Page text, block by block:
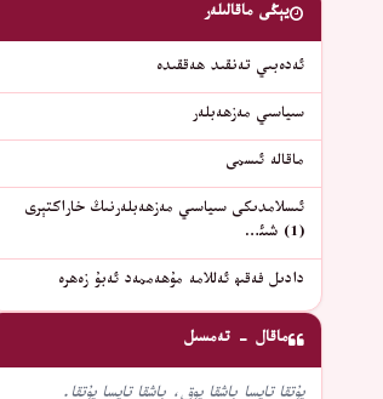
يېڭى ماقالىلەر
ئەدەبىي تەنقىد ھەققىدە
سىياسىي مەزھەبلەر
ماقالە ئىسمى
ئىسلامدىكى سىياسىي مەزھەبلەرنىڭ خاراكتېرى
(1) شىئ…
دادىل فەقىھ ئەللامە مۇھەممەد ئەبۇ زەھرە
ماقال - تەمسىل